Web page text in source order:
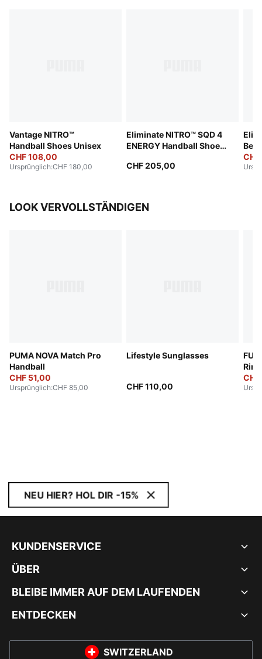
Vantage NITRO™
Handball Shoes Unisex
CHF 108,00
Ursprünglich:CHF 180,00
Eliminate NITRO™ SQD 4
ENERGY Handball Shoes
CHF 205,00
LOOK VERVOLLSTÄNDIGEN
PUMA NOVA Match Pro
Handball
CHF 51,00
Ursprünglich:CHF 85,00
Lifestyle Sunglasses
CHF 110,00
NEU HIER? HOL DIR -15%
KUNDENSERVICE
ÜBER
BLEIBE IMMER AUF DEM LAUFENDEN
ENTDECKEN
SWITZERLAND